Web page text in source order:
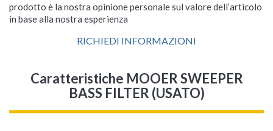
prodotto è la nostra opinione personale sul valore dell’articolo
in base alla nostra esperienza
RICHIEDI INFORMAZIONI
Caratteristiche MOOER SWEEPER
BASS FILTER (USATO)